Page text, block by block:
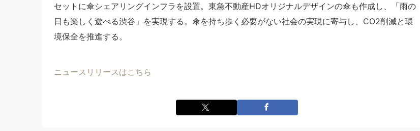
セットに傘シェアリングインフラを設置。東急不動産HDオリジナルデザインの傘も作成し、「雨の
日も楽しく遊べる渋谷」を実現する。傘を持ち歩く必要がない社会の実現に寄与し、CO2削減と環
境保全を推進する。
ニュースリリースはこちら